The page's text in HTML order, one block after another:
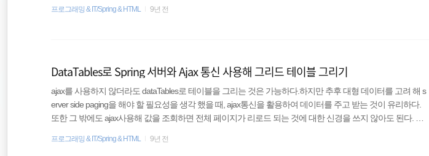
져온 뒤, 그 데이터를 설정된 대로 테이블로 그려준다. 가져온 데이터를 메모리에 가지고 있다가 검색이나 필
프로그래밍 & IT/Spring & HTML 9년 전
DataTables로 Spring 서버와 Ajax 통신 사용해 그리드 테이블 그리기
ajax를 사용하지 않더라도 dataTables로 테이블을 그리는 것은 가능하다.하지만 추후 대형 데이터를 고려 해 s
erver side paging을 해야 할 필요성을 생각 했을 때, ajax통신을 활용하여 데이터를 주고 받는 것이 유리하다.
또한 그 밖에도 ajax사용해 값을 조회하면 전체 페이지가 리로드 되는 것에 대한 신경을 쓰지 않아도 된다. 서
ep1. html 소스1234567891011 Email Name User Status Super User Colored by Color Scriptercs테이블의 id는 "u
프로그래밍 & IT/Spring & HTML 9년 전